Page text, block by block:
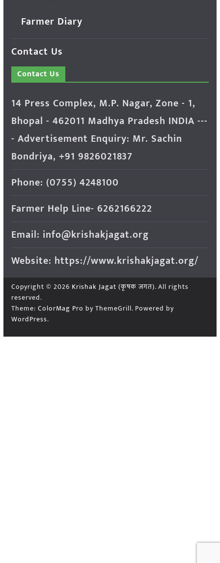
Farmer Diary
Contact Us
Contact Us
14 Press Complex, M.P. Nagar, Zone - 1,
Bhopal - 462011 Madhya Pradesh INDIA ---
- Advertisement Enquiry: Mr. Sachin
Bondriya, +91 9826021837
Phone: (0755) 4248100
Farmer Help Line- 6262166222
Email: info@krishakjagat.org
Website: https://www.krishakjagat.org/
Copyright © 2026 Krishak Jagat (कृषक जगत). All rights
reserved.
Theme: ColorMag Pro by ThemeGrill. Powered by
WordPress.